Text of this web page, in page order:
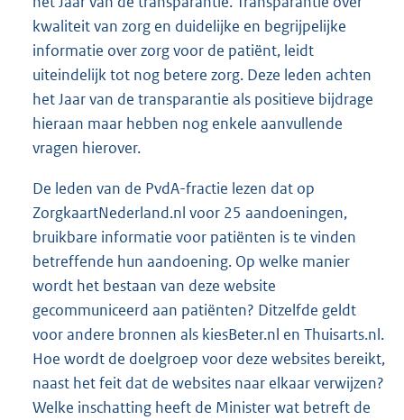
kwaliteit van zorg en duidelijke en begrijpelijke
informatie over zorg voor de patiënt, leidt
uiteindelijk tot nog betere zorg. Deze leden achten
het Jaar van de transparantie als positieve bijdrage
hieraan maar hebben nog enkele aanvullende
vragen hierover.
De leden van de PvdA-fractie lezen dat op
ZorgkaartNederland.nl voor 25 aandoeningen,
bruikbare informatie voor patiënten is te vinden
betreffende hun aandoening. Op welke manier
wordt het bestaan van deze website
gecommuniceerd aan patiënten? Ditzelfde geldt
voor andere bronnen als kiesBeter.nl en Thuisarts.nl.
Hoe wordt de doelgroep voor deze websites bereikt,
naast het feit dat de websites naar elkaar verwijzen?
Welke inschatting heeft de Minister wat betreft de